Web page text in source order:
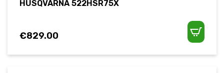
HUSQVARNA 522HSR75X
€829.00